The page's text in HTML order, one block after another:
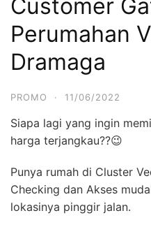
Customer
Perumahan
Dramaga
PROMO · 11/06/2022
Siapa lagi yang ingin
harga terjangkau??😉
Punya rumah di Cluster
Checking dan Akses
lokasinya pinggir jalan.